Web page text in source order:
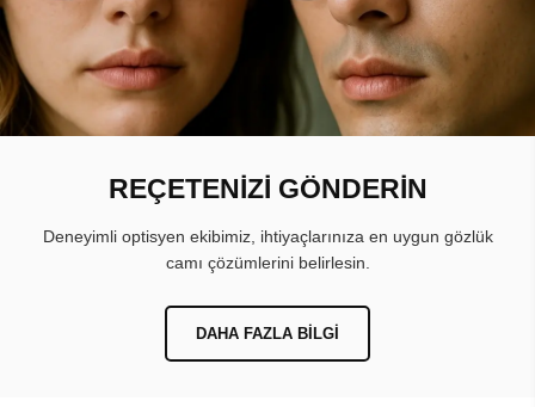
REÇETENİZİ GÖNDERİN
Deneyimli optisyen ekibimiz, ihtiyaçlarınıza en uygun gözlük
camı çözümlerini belirlesin.
DAHA FAZLA BILGI